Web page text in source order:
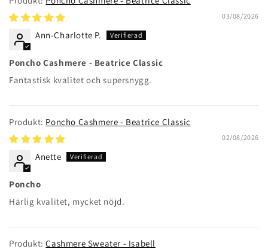
03/08/2026
Ann-Charlotte P.
Poncho Cashmere - Beatrice Classic
Fantastisk kvalitet och supersnygg.
Poncho Cashmere - Beatrice Classic
02/08/2026
Anette
Poncho
Härlig kvalitet, mycket nöjd.
Cashmere Sweater - Isabell